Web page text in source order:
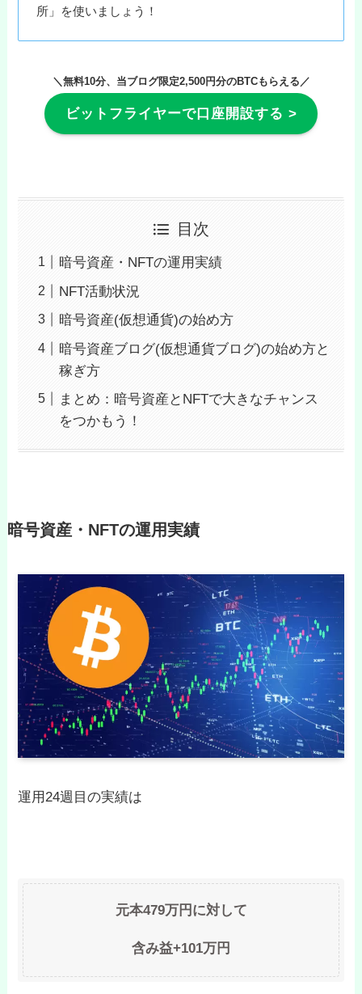
所」を使いましょう！
＼無料10分、当ブログ限定2,500円分のBTCもらえる／
ビットフライヤーで口座開設する >
目次
暗号資産・NFTの運用実績
NFT活動状況
暗号資産(仮想通貨)の始め方
暗号資産ブログ(仮想通貨ブログ)の始め方と
稼ぎ方
まとめ：暗号資産とNFTで大きなチャンス
をつかもう！
暗号資産・NFTの運用実績
運用24週目の実績は
元本479万円に対して
含み益+101万円